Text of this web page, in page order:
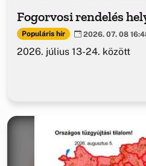
Fogorvosi rendelés
Populáris hír 2026. 07. 08
2026. július 13-24. között